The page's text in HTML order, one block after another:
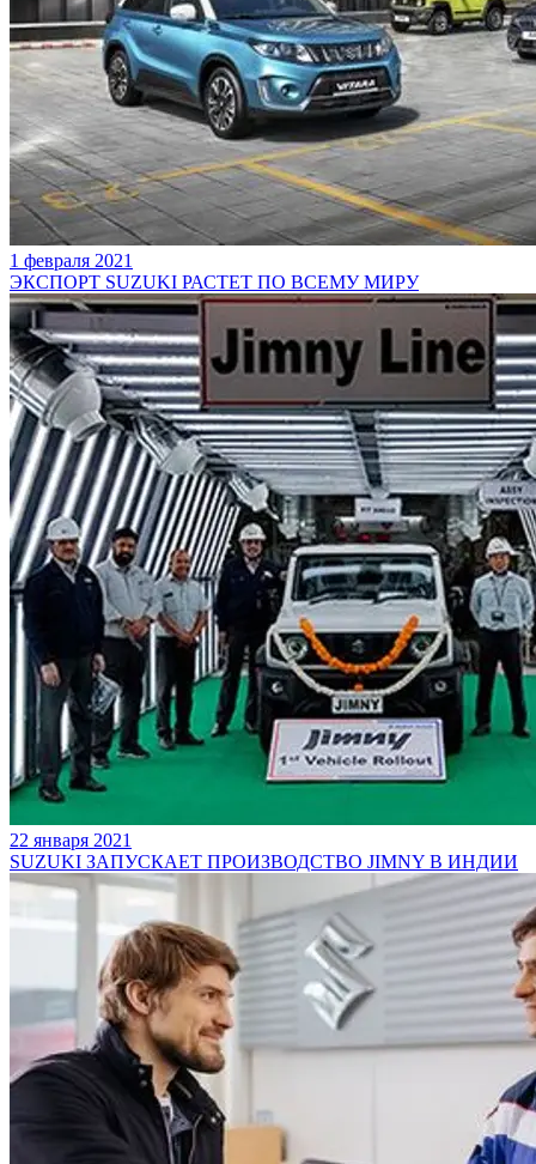
1 февраля 2021
ЭКСПОРТ SUZUKI РАСТЕТ ПО ВСЕМУ МИРУ
22 января 2021
SUZUKI ЗАПУСКАЕТ ПРОИЗВОДСТВО JIMNY В ИНДИИ